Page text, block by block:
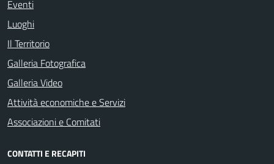
Eventi
Luoghi
Il Territorio
Galleria Fotografica
Galleria Video
Attività economiche e Servizi
Associazioni e Comitati
CONTATTI E RECAPITI